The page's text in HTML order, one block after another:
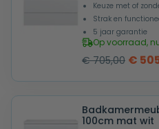
Keuze met of
Strak en
5 jaar garantie
Op voorraad,
€705,00
was:
€
€
100cm mat wit